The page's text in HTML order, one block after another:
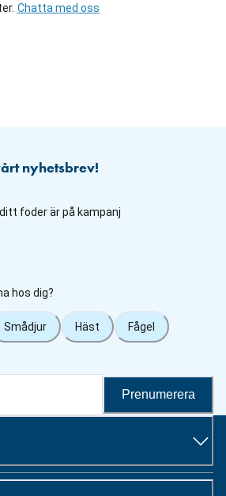
Chatta med oss
nyhetsbrev!
foder är på kampanj
hos dig?
Smådjur Häst Fågel
Prenumerera